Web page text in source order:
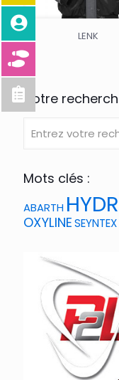
LENK
Votre
Mots clés :
ABARTH
OXYLINESEYNTEX